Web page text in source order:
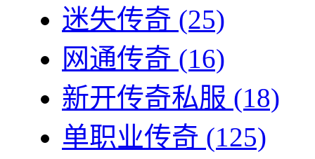
迷失传奇 (25)
网通传奇 (16)
新开传奇私服 (18)
单职业传奇 (125)